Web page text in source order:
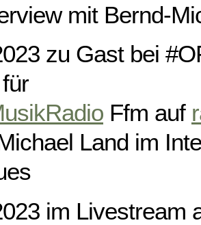
mit Bernd-
zu Gast bei
Ffm auf
Land im
im Livestream